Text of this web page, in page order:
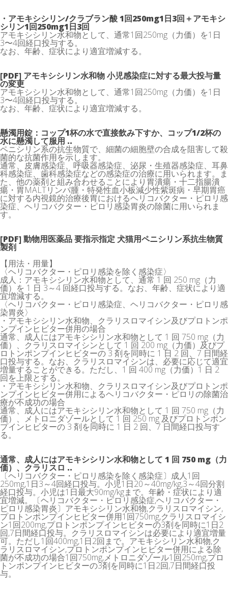
・アモキシシリン/クラブラン酸 1回250mg1日3回＋アモキシ
シリン1回250mg1日3回
アモキシシリン水和物として、通常1回250mg（力価）を1日
3〜4回経口投与する。
なお、年齢、症状により適宜増減する。
[PDF] アモキシシリン水和物 小児感染症に対する最大投与量
の変更
アモキシシリン水和物として、通常1回250mg（力価）を1日
3〜4回経口投与する。
なお、年齢、症状により適宜増減する。
懸濁用錠：コップ1杯の水で直接飲み下すか、コップ1/2杯の
水に懸濁して服用 ..
ペニシリン系の抗生物質で、細菌の細胞壁の合成を阻害して殺
菌的な抗菌作用を示します。
通常、皮膚感染症、呼吸器感染症、泌尿・生殖器感染症、耳鼻
科感染症、歯科感染症などの感染症の治療に用いられます。ま
た、他の薬剤と組み合わせることにより胃潰瘍・十二指腸潰
瘍・胃MALTリンパ腫・特発性血小板減少性紫斑病・早期胃癌
に対する内視鏡的治療後胃におけるヘリコバクター・ピロリ感
染症、ヘリコバクター・ピロリ感染胃炎の除菌に用いられま
す。
[PDF] 動物用医薬品 要指示指定 犬猫用ペニシリン系抗生物質
製剤
【用法・用量】
〈ヘリコバクター・ピロリ感染を除く感染症〉
成人：アモキシシリン水和物として、通常 1 回 250 mg（力
価）を 1 日 3～4 回経口投与する。なお、年齢、症状により適
宜増減する。
〈ヘリコバクター・ピロリ感染症、ヘリコバクター・ピロリ感
染胃炎〉
・アモキシシリン水和物、クラリスロマイシン及びプロトンポ
ンプインヒビター併用の場合
通常、成人にはアモキシシリン水和物として 1 回 750 mg（力
価）、クラリスロマイシンとして 1 回 200 mg（力価）及びプ
ロトンポンプインヒビターの 3 剤を同時に 1 日 2 回、7 日間経
口投与する。なお、クラリスロマイシンは、必要に応じて適宜
増量することができる。ただし、1 回 400 mg（力価）1 日 2
回を上限とする。
・アモキシシリン水和物、クラリスロマイシン及びプロトンポ
ンプインヒビター併用によるヘリコバクター・ピロリの除菌治
療が不成功の場合
通常、成人にはアモキシシリン水和物として 1 回 750 mg（力
価）、メトロニダゾールとして 1 回 250 mg 及びプロトンポン
プインヒビターの 3 剤を同時に 1 日 2 回、7 日間経口投与す
る。
通常、成人にはアモキシシリン水和物として 1 回 750 mg（力
価）、クラリスロ ..
〔ヘリコバクター・ピロリ感染を除く感染症〕成人1回
250mg,1日3～4回経口投与。小児1日20～40mg/kg,3～4回分割
経口投与。小児は1日最大90mg/kgまで。年齢・症状により適
宜増減。〔ヘリコバクター・ピロリ感染症,ヘリコバクター・
ピロリ感染胃炎〕アモキシシリン水和物,クラリスロマイシン,
プロトンポンプインヒビター併用1回750mg,クラリスロマイシ
ン1回200mg,プロトンポンプインヒビターの3剤を同時に1日2
回,7日間経口投与。クラリスロマイシンは必要により適宜増量
可。ただし1回400mg,1日2回まで。アモキシシリン水和物,ク
ラリスロマイシン,プロトンポンプインヒビター併用による除
菌が不成功の場合1回750mg,メトロニダゾール1回250mg,プロ
トンポンプインヒビターの3剤を同時に1日2回,7日間経口投
与。